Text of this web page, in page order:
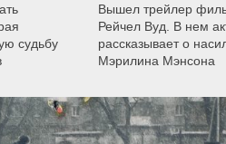
судьбу
Вышел трейлер
Рейчел Вуд. В нем
рассказывает о
Мэрилина Мэнсона